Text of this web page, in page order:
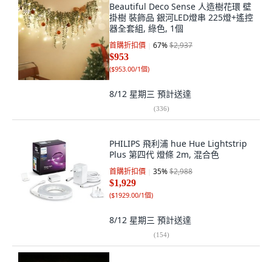
Beautiful Deco Sense 人造樹花環 壁
掛樹 裝飾品 銀河LED燈串 225燈+遙控
器全套組, 綠色, 1個
首購折扣價 67%$2,937
$953
($953.00/1個)
8/12 星期三 預計送達
(336)
PHILIPS 飛利浦 hue Hue Lightstrip
Plus 第四代 燈條 2m, 混合色
首購折扣價 35%$2,988
$1,929
($1929.00/1個)
8/12 星期三 預計送達
(154)